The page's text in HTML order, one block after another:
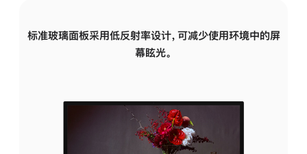
标准玻璃面板采用低反射率设计，可减少使用环境中的屏
幕眩光。